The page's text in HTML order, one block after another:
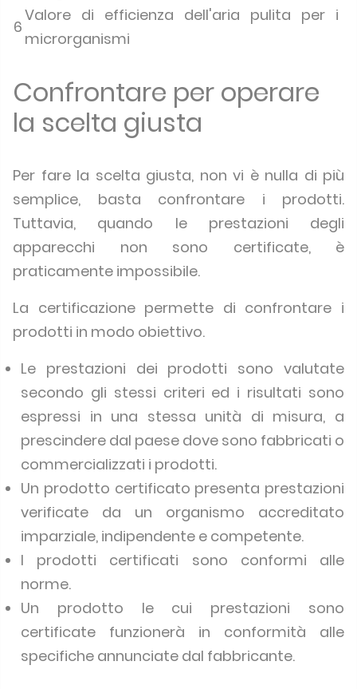
6
Valore di efficienza dell'aria pulita per i
microrganismi
Confrontare per operare
la scelta giusta
Per fare la scelta giusta, non vi è nulla di più
semplice, basta confrontare i prodotti.
Tuttavia, quando le prestazioni degli
apparecchi non sono certificate, è
praticamente impossibile.
La certificazione permette di confrontare i
prodotti in modo obiettivo.
Le prestazioni dei prodotti sono valutate
secondo gli stessi criteri ed i risultati sono
espressi in una stessa unità di misura, a
prescindere dal paese dove sono fabbricati o
commercializzati i prodotti.
Un prodotto certificato presenta prestazioni
verificate da un organismo accreditato
imparziale, indipendente e competente.
I prodotti certificati sono conformi alle
norme.
Un prodotto le cui prestazioni sono
certificate funzionerà in conformità alle
specifiche annunciate dal fabbricante.